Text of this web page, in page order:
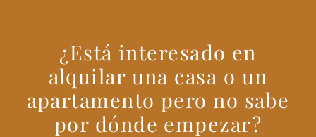
¿Está interesado en
alquilar una casa o un
apartamento pero no sabe
por dónde empezar?